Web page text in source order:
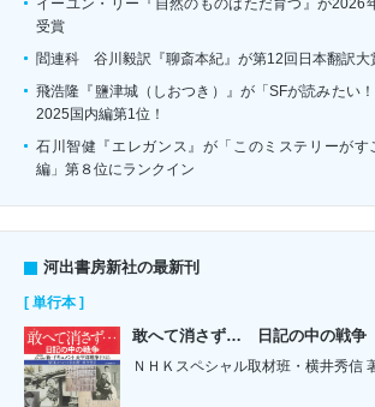
受賞
閻連科 谷川毅訳『聊斎本紀』が第12回日本翻訳大
飛浩隆『鹽津城（しおつき）』が「SFが読みたい
2025国内編第1位！
石川智健『エレガンス』が「このミステリーがす
編」第８位にランクイン
河出書房新社の最新刊
[ 単行本 ]
敢へて消さず… 日記の中の戦争
ＮＨＫスペシャル取材班・横井秀信